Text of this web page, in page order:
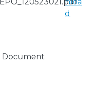
Document
d